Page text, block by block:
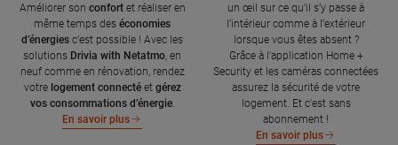
Améliorer son confort et réaliser en
même temps des économies
d’énergies c’est possible ! Avec les
solutions Drivia with Netatmo , en
neuf comme en rénovation, rendez
votre logement connecté et gérez
vos consommations d’énergie.
En savoir plus
un œil sur ce qu’il s’y passe à
l’intérieur comme à l’extérieur
lorsque vous êtes absent ?
Grâce à l'application Home +
Security et les caméras connectées
assurez la sécurité de votre
logement. Et c'est sans
abonnement !
En savoir plus